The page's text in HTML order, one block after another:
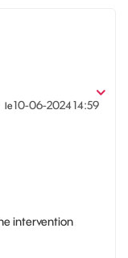
le‎10-06-202414:59
intervention